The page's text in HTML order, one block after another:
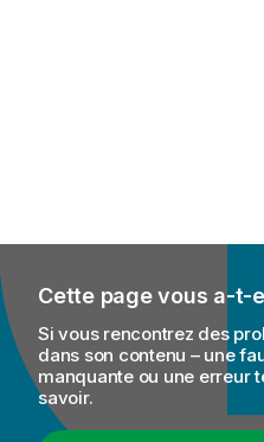
Cette page vous a-t-
Si vous rencontrez des
dans son contenu – une
manquante ou une erreur
savoir.